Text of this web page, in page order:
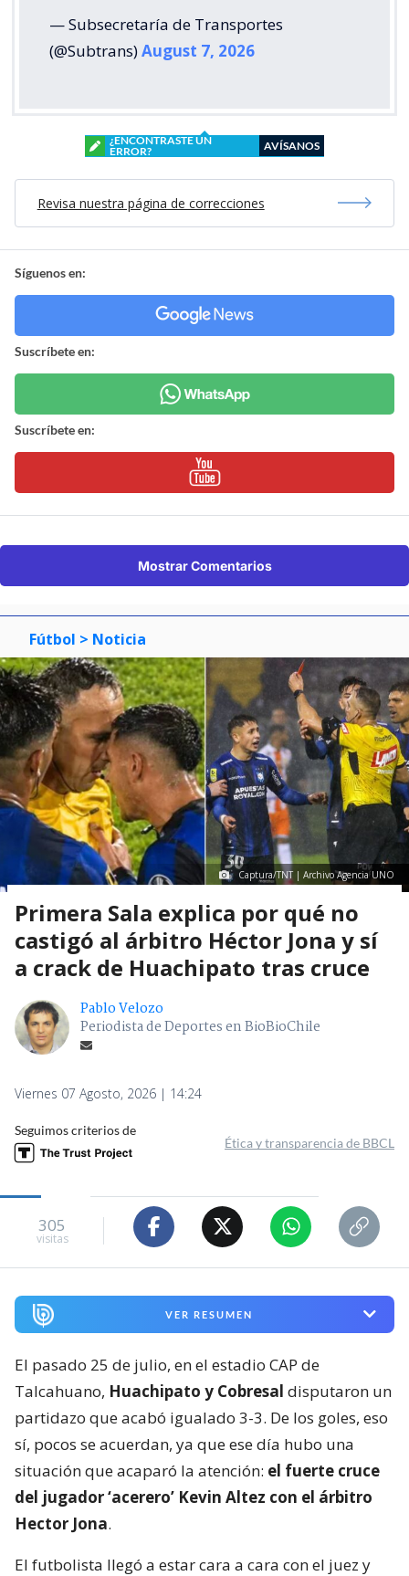
— Subsecretaría de Transportes
(@Subtrans)August 7, 2026
¿ENCONTRASTE UN
ERROR?
AVÍSANOS
Revisa nuestra página de correcciones
Síguenos en:
Suscríbete en:
Suscríbete en:
Mostrar Comentarios
Fútbol > Noticia
Captura/TNT | Archivo Agencia UNO
Primera Sala explica por qué no
castigó al árbitro Héctor Jona y sí
a crack de Huachipato tras cruce
Pablo Velozo
Periodista de Deportes en BioBioChile
Viernes 07 Agosto, 2026 | 14:24
Seguimos criterios de
Ética y transparencia de BBCL
305
visitas
VER RESUMEN
El pasado 25 de julio, en el estadio CAP de
Talcahuano, Huachipato y Cobresal disputaron un
partidazo que acabó igualado 3-3. De los goles, eso
sí, pocos se acuerdan, ya que ese día hubo una
situación que acaparó la atención: el fuerte cruce
del jugador ‘acerero’ Kevin Altez con el árbitro
Hector Jona.
El futbolista llegó a estar cara a cara con el juez y